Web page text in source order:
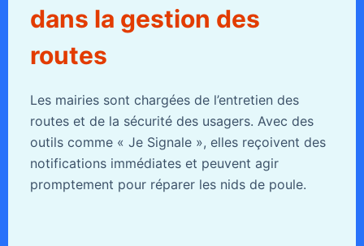
dans la gestion des
routes
Les mairies sont chargées de l’entretien des
routes et de la sécurité des usagers. Avec des
outils comme « Je Signale », elles reçoivent des
notifications immédiates et peuvent agir
promptement pour réparer les nids de poule.